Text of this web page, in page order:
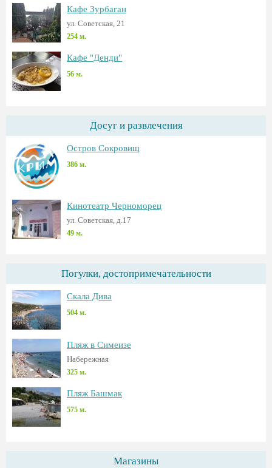
Кафе Зурбаган
ул. Советская, 21
254 м.
Кафе "Денди"
56 м.
Досуг и развлечения
Остров Сокровищ
386 м.
Кинотеатр Черноморец
ул. Советская, д.17
49 м.
Погулки, достопримечательности
Скала Дива
504 м.
Пляж в Симеизе
Набережная
325 м.
Пляж Башмак
575 м.
Магазины